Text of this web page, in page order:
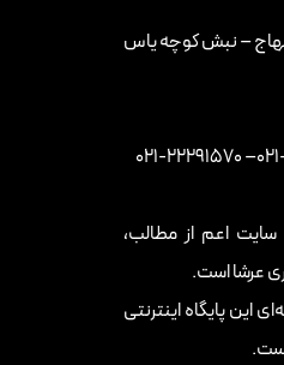
– نبش کوچه یاس
–
22291570-021
اعم از مطالب،
عرشا است.
این پایگاه اینترنتی